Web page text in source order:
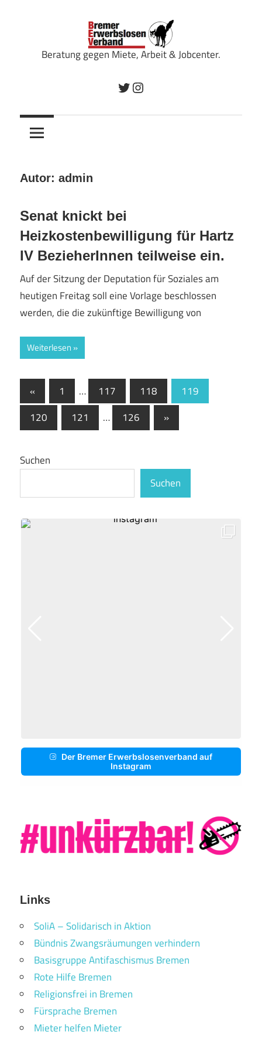
Bremer
Erwerbslosenverband
Beratung gegen Miete, Arbeit & Jobcenter.
TwitterInstagram
Autor: admin
Senat knickt bei
Heizkostenbewilligung für Hartz
IV BezieherInnen teilweise ein.
Auf der Sitzung der Deputation für Soziales am
heutigen Freitag soll eine Vorlage beschlossen
werden, die die zukünftige Bewilligung von
Weiterlesen
Seitennummerierung
der
Beiträge
« Vorherige
Beiträge
1 … 117 118
119
120
121 … 126
Nächste
Beiträge
»
Suchen
Suchen
Der Bremer Erwerbslosenverband auf
Instagram
Links
SoliA – Solidarisch in Aktion
Bündnis Zwangsräumungen verhindern
Basisgruppe Antifaschismus Bremen
Rote Hilfe Bremen
Religionsfrei in Bremen
Fürsprache Bremen
Mieter helfen Mieter